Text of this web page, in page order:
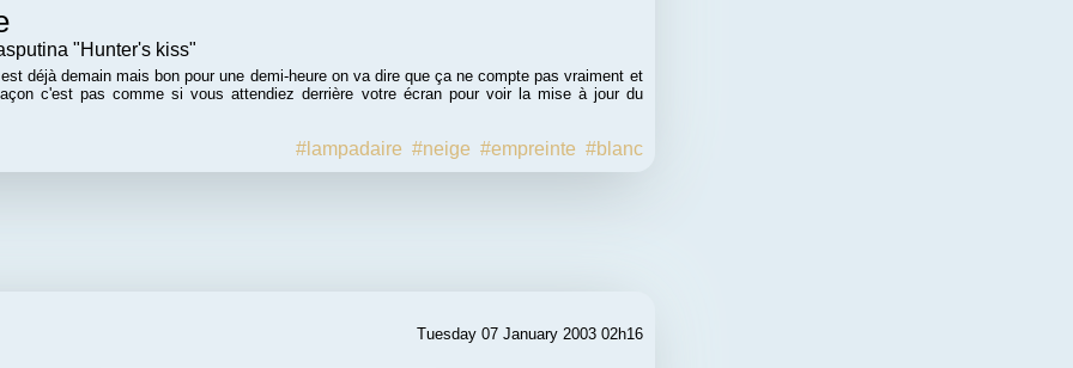
"Hunter's kiss"
déjà demain mais bon pour une demi-heure on va dire que ça ne compte pas vraiment et
c'est pas comme si vous attendiez derrière votre écran pour voir la mise à jour du
#lampadaire #neige #empreinte #blanc
Tuesday 07 January 2003 02h16